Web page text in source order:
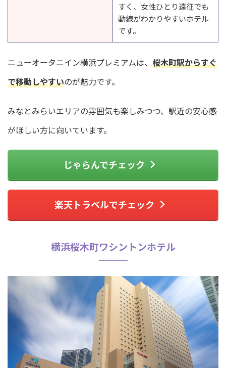
すく、女性ひとり遠征でも
動線がわかりやすいホテル
です。
ニューオータニイン横浜プレミアムは、 桜木町駅からすぐ
で移動しやすいのが魅力です。
みなとみらいエリアの雰囲気も楽しみつつ、駅近の安心感
がほしい方に向いています。
じゃらんでチェック
楽天トラベルでチェック
横浜桜木町ワシントンホテル